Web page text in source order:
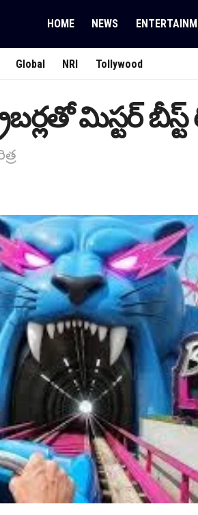
HOME NEWS
Global NRI Tollywood
మిస్ట‌ర్ బీస్ట్